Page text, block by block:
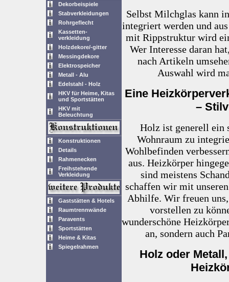
Dekorbeispiele
Stabverkleidungen
Rohrgeflecht
Kassetten-
verkleidung
Holzdekore/-gitter
Messingdekore
Elektrospeicher
Metall - Alu
Edelstahl - Holz
HKV für Heime, Kitas
und Sportstätten
HKV mit
Beleuchtung
Konstruktionen
Details
Rahmenecken
Freihstehende
Verkleidung
Gaststätten & Hotels
Raumtrennwände
Paravents
Sportstätten
Heime & Kitas
Spiegelrahmen
Selbst Milchglas kann
integriert werden und
mit Rippstruktur wird
Wer Interesse daran
nach Artikeln
Auswahl wird
Eine
–
Holz ist generell ein
Wohnraum zu
Wohlbefinden
aus. Heizkörper
sind meistens
schaffen wir mit
Abhilfe. Wir freuen
vorstellen zu
wunderschöne
an, sondern auch
Holz oder